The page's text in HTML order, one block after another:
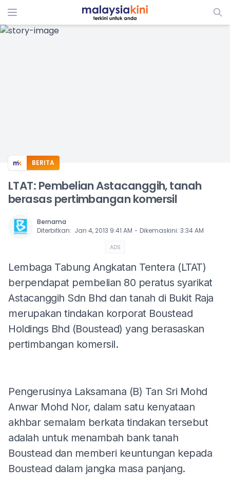
ADS
BERITA
LTAT: Pembelian Astacanggih, tanah
berasas pertimbangan komersil
Bernama
Diterbitkan: Jan 4, 2013 9:41 AM ⋅ Dikemaskini: 3:34 AM
ADS
Lembaga Tabung Angkatan Tentera (LTAT)
berpendapat pembelian 80 peratus syarikat
Astacanggih Sdn Bhd dan tanah di Bukit Raja
merupakan tindakan korporat Boustead
Holdings Bhd (Boustead) yang berasaskan
pertimbangan komersil.
Pengerusinya Laksamana (B) Tan Sri Mohd
Anwar Mohd Nor, dalam satu kenyataan
akhbar semalam berkata tindakan tersebut
adalah untuk menambah bank tanah
Boustead dan memberi keuntungan kepada
Boustead dalam jangka masa panjang.